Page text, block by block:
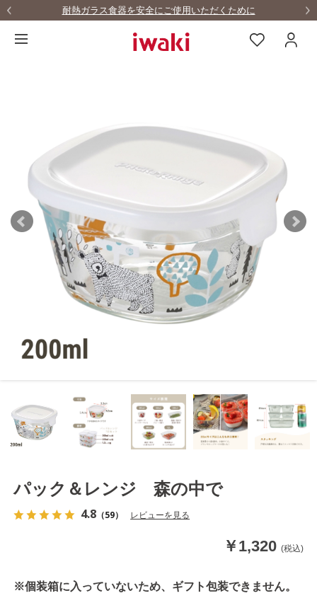
耐熱ガラス食器を安全にご使用いただくために
パック＆レンジ 森の中で
4.8 （59） レビューを見る
※個装箱に入っていないため、ギフト包装できません。
￥1,320 (税込)